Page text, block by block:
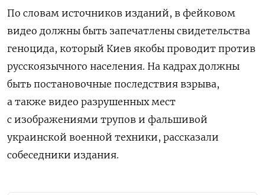
По словам источников изданий, в фейковом
видео должны быть запечатлены свидетельства
геноцида, который Киев якобы проводит против
русскоязычного населения. На кадрах должны
быть постановочные последствия взрыва,
а также видео разрушенных мест
с изображениями трупов и фальшивой
украинской военной техники, рассказали
собеседники издания.